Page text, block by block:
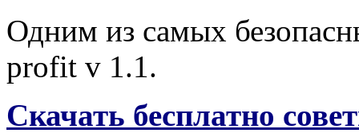
Одним из самых
profit v 1.1.
Скачать бесплатно